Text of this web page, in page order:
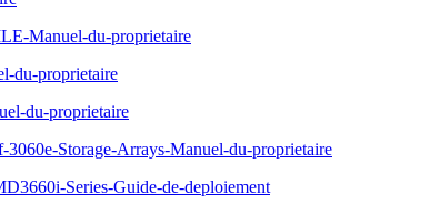
Manuel-du-proprietaire
du-proprietaire
du-proprietaire
Storage-Arrays-Manuel-du-proprietaire
Series-Guide-de-deploiement